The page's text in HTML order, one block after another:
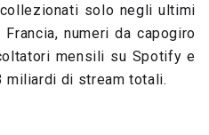
solo negli ultimi
numeri da capogiro
mensili su Spotify e
miliardi di stream totali.